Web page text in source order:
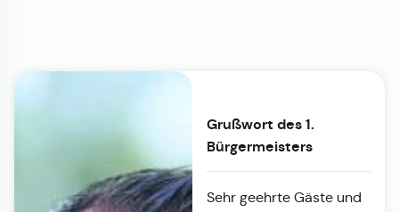
Grußwort des 1.
Bürgermeisters
Sehr geehrte Gäste und